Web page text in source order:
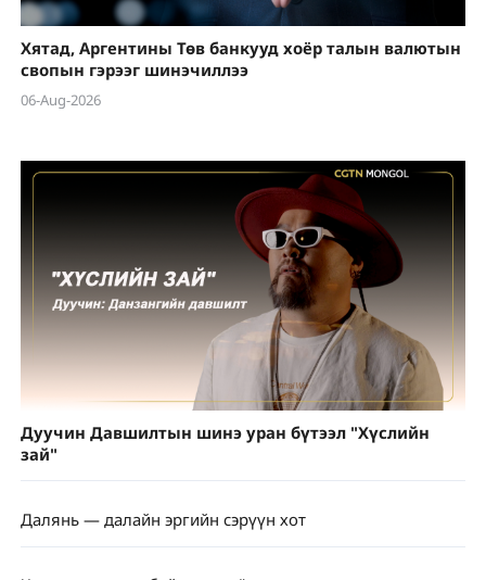
Хятад, Аргентины Төв банкууд хоёр талын валютын
свопын гэрээг шинэчиллээ
06-Aug-2026
Дуучин Давшилтын шинэ уран бүтээл "Хүслийн
зай"
Далянь — далайн эргийн сэрүүн хот